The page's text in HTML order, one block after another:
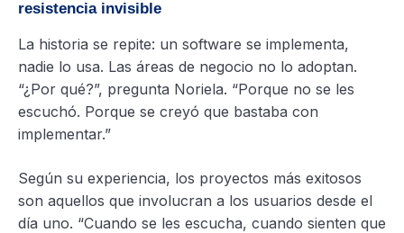
resistencia invisible
La historia se repite: un software se implementa,
nadie lo usa. Las áreas de negocio no lo adoptan.
“¿Por qué?”, pregunta Noriela. “Porque no se les
escuchó. Porque se creyó que bastaba con
implementar.”
Según su experiencia, los proyectos más exitosos
son aquellos que involucran a los usuarios desde el
día uno. “Cuando se les escucha, cuando sienten que